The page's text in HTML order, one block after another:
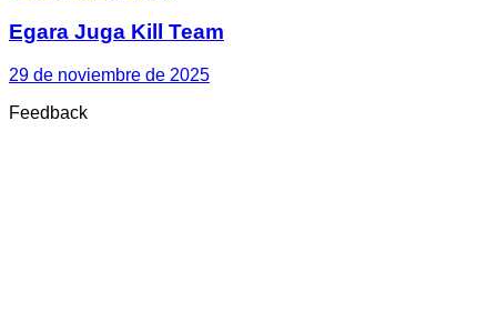
Egara Juga Kill Team
29 de noviembre de 2025
Feedback